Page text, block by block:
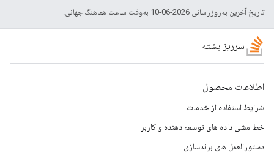
تاریخ آخرین به‌روزرسانی 2026-06-10 به‌وقت ساعت هماهنگ جهانی.
سرریز پشته
اطلاعات محصول
شرایط استفاده از خدمات
خط مشی داده های توسعه دهنده و کاربر
دستورالعمل های برندسازی